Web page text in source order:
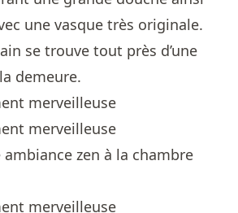
une vasque très originale.
se trouve tout près d’une
demeure.
zen à la chambre